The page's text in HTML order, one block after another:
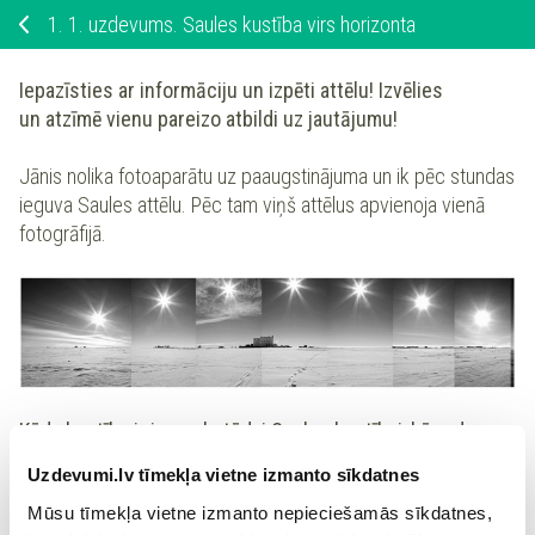
Uzdevumi.lv tīmekļa vietne izmanto sīkdatnes
Mūsu tīmekļa vietne izmanto nepieciešamās sīkdatnes,
1. 1. uzdevums. Saules kustība virs horizonta
Iepazīsties ar informāciju un izpēti attēlu! Izvēlies
un atzīmē vienu pareizo atbildi uz jautājumu!
Jānis nolika fotoaparātu uz paaugstinājuma un ik pēc stundas
ieguva Saules attēlu. Pēc tam viņš attēlus apvienoja vienā
fotogrāfijā.
Kāda kustība ir iemesls tādai Saules kustībai, kā redzams